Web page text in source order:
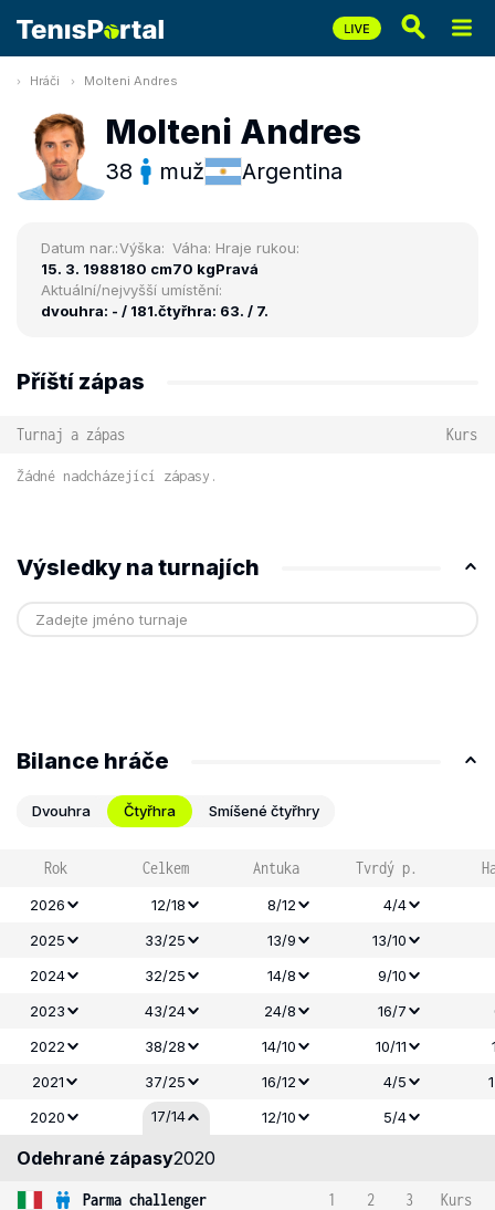
Hráči Molteni Andres
Molteni Andres
38 muž Argentina
Datum nar.:
15. 3. 1988
Výška:
180 cm
Váha:
70 kg
Hraje rukou:
Pravá
Aktuální/nejvyšší umístění:
dvouhra: - / 181.čtyřhra: 63. / 7.
Příští zápas
Turnaj a zápas Kurs
Žádné nadcházející zápasy.
Výsledky na turnajích
Bilance hráče
Dvouhra Čtyřhra Smíšené čtyřhry
Rok Celkem Antuka Tvrdý p.
2026 12/18 8/12
4/4
2025
33/25 13/9 13/10
2024
32/25 14/8 9/10
2023
43/24 24/8 16/7
2022
38/28 14/10 10/11
2021
37/25 16/12 4/5
2020
17/14 12/10 5/4
Odehrané zápasy2020
Parma challenger 1 2 3
Kurs